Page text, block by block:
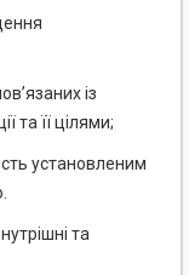
із
та її цілями;
установленим
та